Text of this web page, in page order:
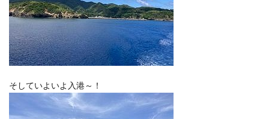
そしていよいよ入港～！